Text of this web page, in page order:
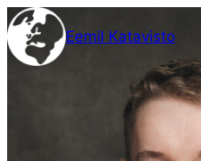
Siirry
sisältöönEemil Katavisto